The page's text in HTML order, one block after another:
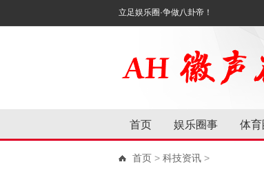
立足娱乐圈·争做八卦帝！
首页 娱乐圈事 体
首页 > 科技资讯 >